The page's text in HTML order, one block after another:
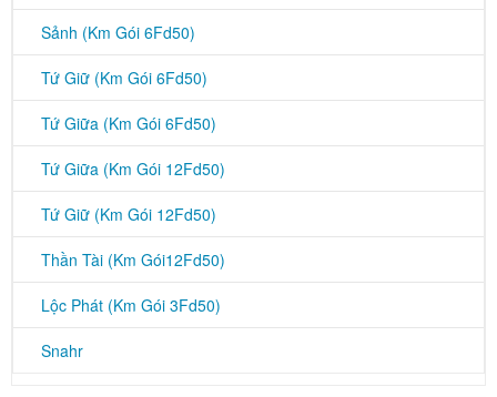
Sảnh (Km Gói 6Fd50)
Tứ Giữ (Km Gói 6Fd50)
Tứ Giữa (Km Gói 6Fd50)
Tứ Giữa (Km Gói 12Fd50)
Tứ Giữ (Km Gói 12Fd50)
Thần Tài (Km Gói12Fd50)
Lộc Phát (Km Gói 3Fd50)
Snahr